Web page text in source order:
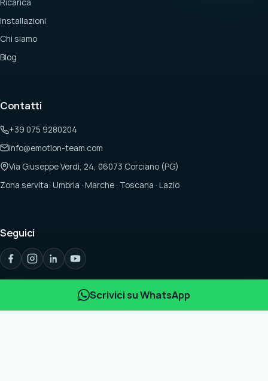
Installazioni
Chi siamo
Blog
Contatti
+39 075 9280204
info@emotion-team.com
Via Giuseppe Verdi, 24, 06073 Corciano (PG)
Zona servita: Umbria · Marche · Toscana · Lazio
Seguici
Scrivici su WhatsApp